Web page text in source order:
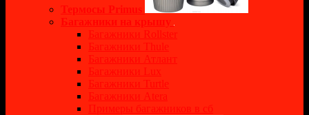
Термосы Primus
Багажники на крышу
Багажники Rollster
Багажники Thule
Багажники Атлант
Багажники Lux
Багажники Turtle
Багажники Atera
Примеры багажников в сб